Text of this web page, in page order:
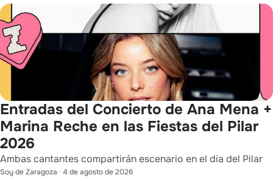
Entradas del Concierto de Ana Mena +
Marina Reche en las Fiestas del Pilar
2026
Ambas cantantes compartirán escenario en el día del Pilar
Soy de Zaragoza · 4 de agosto de 2026